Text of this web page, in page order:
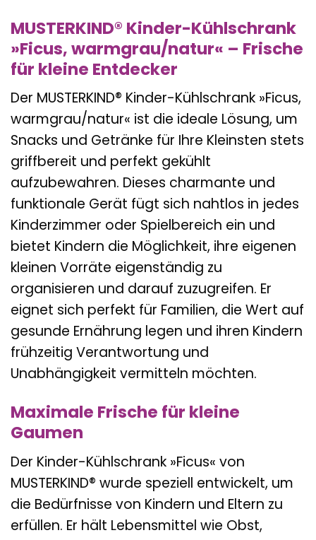
MUSTERKIND® Kinder-Kühlschrank
»Ficus, warmgrau/natur« – Frische
für kleine Entdecker
Der MUSTERKIND® Kinder-Kühlschrank »Ficus,
warmgrau/natur« ist die ideale Lösung, um
Snacks und Getränke für Ihre Kleinsten stets
griffbereit und perfekt gekühlt
aufzubewahren. Dieses charmante und
funktionale Gerät fügt sich nahtlos in jedes
Kinderzimmer oder Spielbereich ein und
bietet Kindern die Möglichkeit, ihre eigenen
kleinen Vorräte eigenständig zu
organisieren und darauf zuzugreifen. Er
eignet sich perfekt für Familien, die Wert auf
gesunde Ernährung legen und ihren Kindern
frühzeitig Verantwortung und
Unabhängigkeit vermitteln möchten.
Maximale Frische für kleine
Gaumen
Der Kinder-Kühlschrank »Ficus« von
MUSTERKIND® wurde speziell entwickelt, um
die Bedürfnisse von Kindern und Eltern zu
erfüllen. Er hält Lebensmittel wie Obst,